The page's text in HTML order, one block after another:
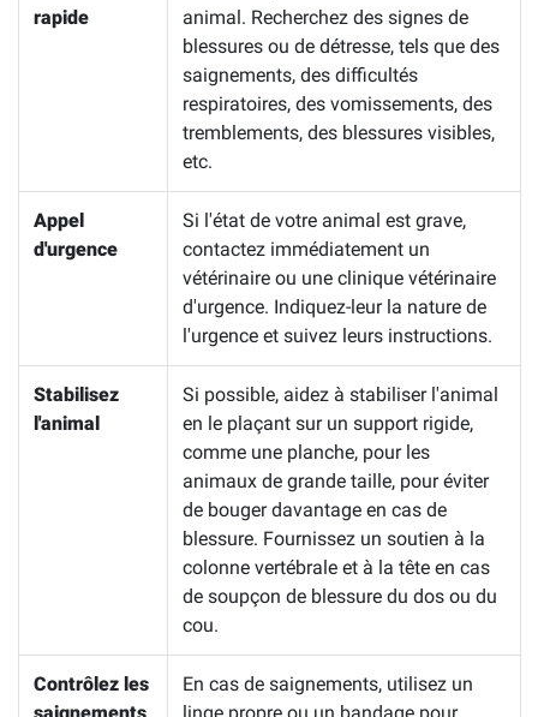
rapide
animal. Recherchez des signes de
blessures ou de détresse, tels que des
saignements, des difficultés
respiratoires, des vomissements, des
tremblements, des blessures visibles,
etc.
Appel
d'urgence
Si l'état de votre animal est grave,
contactez immédiatement un
vétérinaire ou une clinique vétérinaire
d'urgence. Indiquez-leur la nature de
l'urgence et suivez leurs instructions.
Stabilisez
l'animal
Si possible, aidez à stabiliser l'animal
en le plaçant sur un support rigide,
comme une planche, pour les
animaux de grande taille, pour éviter
de bouger davantage en cas de
blessure. Fournissez un soutien à la
colonne vertébrale et à la tête en cas
de soupçon de blessure du dos ou du
cou.
Contrôlez les
En cas de saignements, utilisez un